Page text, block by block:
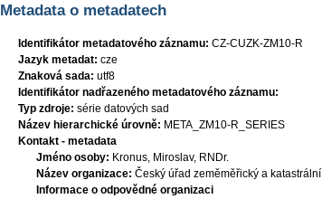
Metadata o metadatech
Identifikátor metadatového záznamu: CZ-CUZK-ZM10-R
Jazyk metadat: cze
Znaková sada: utf8
Identifikátor nadřazeného metadatového záznamu:
Typ zdroje: série datových sad
Název hierarchické úrovně: META_ZM10-R_SERIES
Kontakt - metadata
Jméno osoby: Kronus, Miroslav, RNDr.
Název organizace: Český úřad zeměměřický a katastrální
Informace o odpovědné organizaci